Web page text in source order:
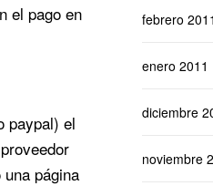
el pago en
paypal) el
página
febrero 2011
enero 2011
diciembre
noviembre